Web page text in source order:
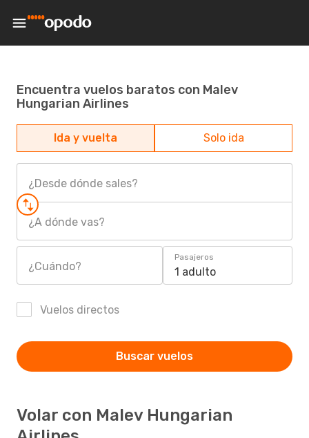
Encuentra vuelos baratos con Malev
Hungarian Airlines
Ida y vuelta Solo ida
¿Desde dónde sales?
¿A dónde vas?
¿Cuándo?
Pasajeros
1 adulto
Vuelos directos
Buscar vuelos
Volar con Malev Hungarian